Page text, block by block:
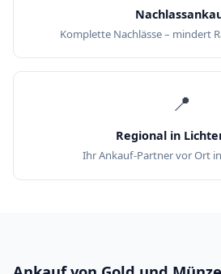
Komplette Nachlässe – mindert
📍
Regional in
Ihr Ankauf-Partner vor Ort